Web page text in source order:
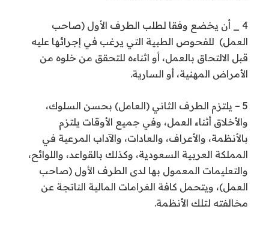
4 _ أن يخضع وفقا لطلب الطرف الأول (صاحب
العمل) للفحوص الطبية التي يرغب في إجرائها عليه
قبل الالتحاق بالعمل، أو اثناءه للتحقق من خلوه من
الأمراض المهنية، أو السارية.
5 – يلتزم الطرف الثاني (العامل) بحسن السلوك،
والأخلاق أثناء العمل، وفي جميع الأوقات يلتزم
بالأنظمة، والأعراف، والعادات، والآداب المرعية في
المملكة العربية السعودية، وكذلك بالقواعد، واللوائح،
والتعليمات المعمول بها لدى الطرف الأول (صاحب
العمل)، ويتحمل كافة الغرامات المالية الناتجة عن
مخالفته لتلك الأنظمة.